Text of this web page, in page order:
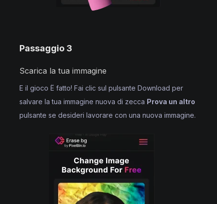
Passaggio 3
Scarica la tua immagine
E il gioco Ë fatto! Fai clic sul pulsante Download per
salvare la tua immagine nuova di zecca Prova un altro
pulsante se desideri lavorare con una nuova immagine.